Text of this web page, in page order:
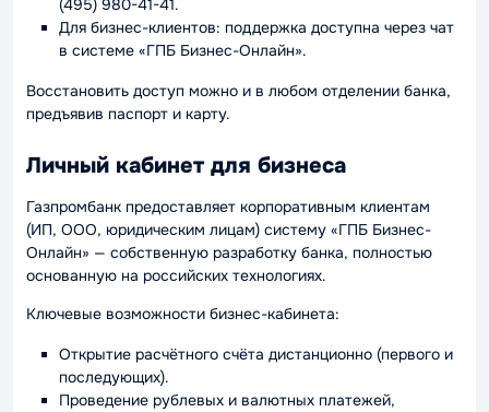
(495) 980-41-41.
Для бизнес-клиентов: поддержка доступна через чат
в системе «ГПБ Бизнес-Онлайн».
Восстановить доступ можно и в любом отделении банка,
предъявив паспорт и карту.
Личный кабинет для бизнеса
Газпромбанк предоставляет корпоративным клиентам
(ИП, ООО, юридическим лицам) систему «ГПБ Бизнес-
Онлайн» — собственную разработку банка, полностью
основанную на российских технологиях.
Ключевые возможности бизнес-кабинета:
Открытие расчётного счёта дистанционно (первого и
последующих).
Проведение рублевых и валютных платежей,